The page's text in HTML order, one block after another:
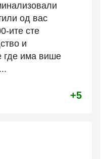
од вас
ите сте
и
где има више
+5